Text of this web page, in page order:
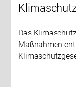
Das
Maßnahmen